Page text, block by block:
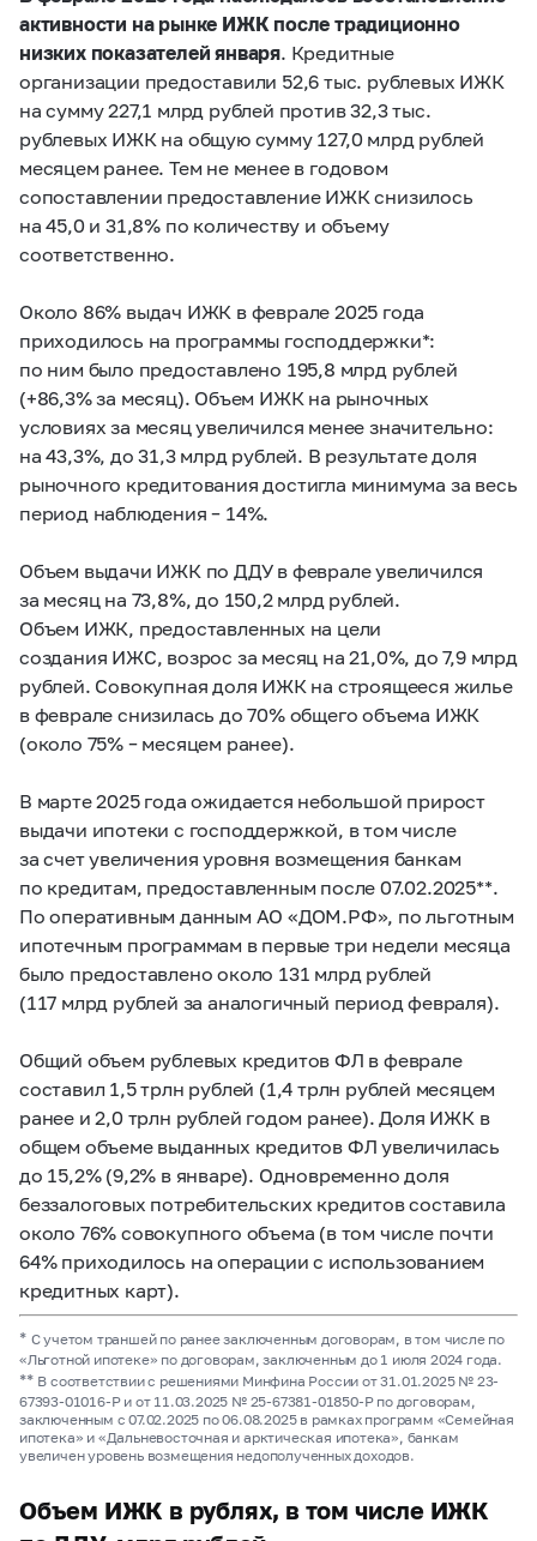
активности на рынке ИЖК после традиционно
низких показателей января. Кредитные
организации предоставили 52,6 тыс. рублевых ИЖК
на сумму 227,1 млрд рублей против 32,3 тыс.
рублевых ИЖК на общую сумму 127,0 млрд рублей
месяцем ранее. Тем не менее в годовом
сопоставлении предоставление ИЖК снизилось
на 45,0 и 31,8% по количеству и объему
соответственно.
Около 86% выдач ИЖК в феврале 2025 года
приходилось на программы господдержки*:
по ним было предоставлено 195,8 млрд рублей
(+86,3% за месяц). Объем ИЖК на рыночных
условиях за месяц увеличился менее значительно:
на 43,3%, до 31,3 млрд рублей. В результате доля
рыночного кредитования достигла минимума за весь
период наблюдения – 14%.
Объем выдачи ИЖК по ДДУ в феврале увеличился
за месяц на 73,8%, до 150,2 млрд рублей.
Объем ИЖК, предоставленных на цели
создания ИЖС, возрос за месяц на 21,0%, до 7,9 млрд
рублей. Совокупная доля ИЖК на строящееся жилье
в феврале снизилась до 70% общего объема ИЖК
(около 75% – месяцем ранее).
В марте 2025 года ожидается небольшой прирост
выдачи ипотеки с господдержкой, в том числе
за счет увеличения уровня возмещения банкам
по кредитам, предоставленным после 07.02.2025**.
По оперативным данным АО «ДОМ.РФ», по льготным
ипотечным программам в первые три недели месяца
было предоставлено около 131 млрд рублей
(117 млрд рублей за аналогичный период февраля).
Общий объем рублевых кредитов ФЛ в феврале
составил 1,5 трлн рублей (1,4 трлн рублей месяцем
ранее и 2,0 трлн рублей годом ранее). Доля ИЖК в
общем объеме выданных кредитов ФЛ увеличилась
до 15,2% (9,2% в январе). Одновременно доля
беззалоговых потребительских кредитов составила
около 76% совокупного объема (в том числе почти
64% приходилось на операции с использованием
кредитных карт).
* С учетом траншей по ранее заключенным договорам, в том числе по
«Льготной ипотеке» по договорам, заключенным до 1 июля 2024 года.
** В соответствии с решениями Минфина России от 31.01.2025 № 23-
67393-01016-Р и от 11.03.2025 № 25-67381-01850-Р по договорам,
заключенным с 07.02.2025 по 06.08.2025 в рамках программ «Семейная
ипотека» и «Дальневосточная и арктическая ипотека», банкам
увеличен уровень возмещения недополученных доходов.
Объем ИЖК в рублях, в том числе ИЖК